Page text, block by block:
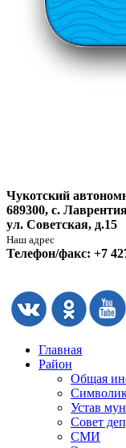
Чукотский
689300, с.
ул. Советская, д.15
Наш адрес
Телефон/факс: +7
Главная
Район
Общая
Устав
Совет
СМИ